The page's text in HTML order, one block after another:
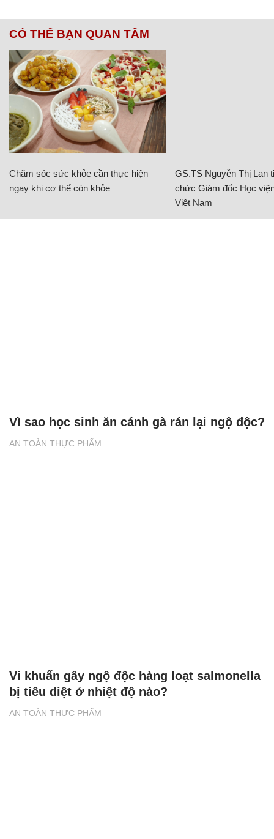
CÓ THỂ BẠN QUAN TÂM
Chăm sóc sức khỏe cần thực hiện
ngay khi cơ thể còn khỏe
GS.TS Nguyễn Thị Lan
chức Giám đốc Học
Việt Nam
AN TOÀN THỰC PHẨM
Vì sao học sinh ăn cánh gà rán lại ngộ độc?
AN TOÀN THỰC PHẨM
Vi khuẩn gây ngộ độc hàng loạt salmonella
bị tiêu diệt ở nhiệt độ nào?